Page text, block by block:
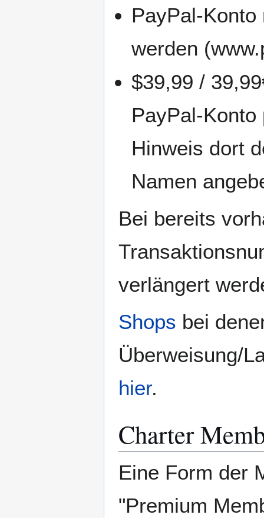
PayPal-
werden
$39,99 /
PayPal-
Hinweis dort
Namen
Bei bereits
verlängert
Shops bei
Überweisung/
hier.
Charter
Eine Form der
"Premium